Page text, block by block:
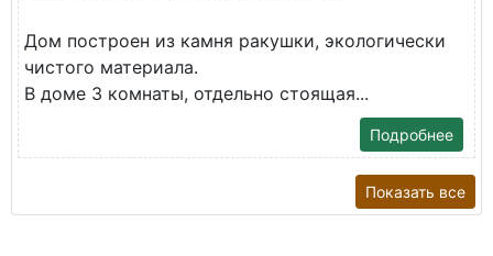
Дом построен из камня ракушки, экологически
чистого материала.
В доме 3 комнаты, отдельно стоящая...
Подробнее
Показать все